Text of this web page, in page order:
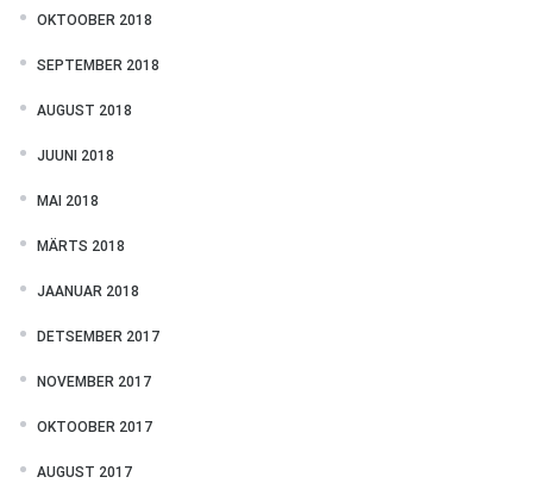
OKTOOBER 2018
SEPTEMBER 2018
AUGUST 2018
JUUNI 2018
MAI 2018
MÄRTS 2018
JAANUAR 2018
DETSEMBER 2017
NOVEMBER 2017
OKTOOBER 2017
AUGUST 2017